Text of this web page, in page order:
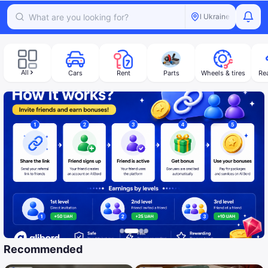
All Ukraine
All Cars Rent Parts Wheels & tires
Recommended